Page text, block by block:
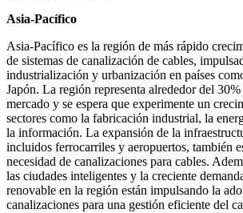
Asia-Pacífico
Asia-Pacífico es la región de más rápido
de sistemas de canalización de cables,
industrialización y urbanización en países
Japón. La región representa alrededor del
mercado y se espera que experimente un
sectores como la fabricación industrial, la
la información. La expansión de la
incluidos ferrocarriles y aeropuertos, también
necesidad de canalizaciones para cables.
las ciudades inteligentes y la creciente
renovable en la región están impulsando la
canalizaciones para una gestión eficiente del